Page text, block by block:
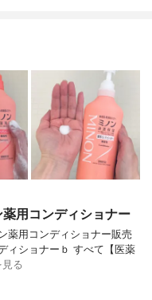
用コンディショナー
薬用コンディショナー販売
ィショナーｂ すべて【医薬
る